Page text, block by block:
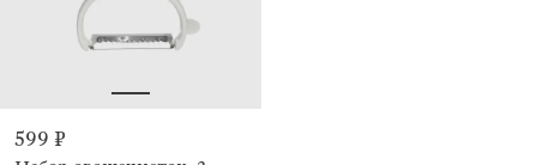
599 ₽